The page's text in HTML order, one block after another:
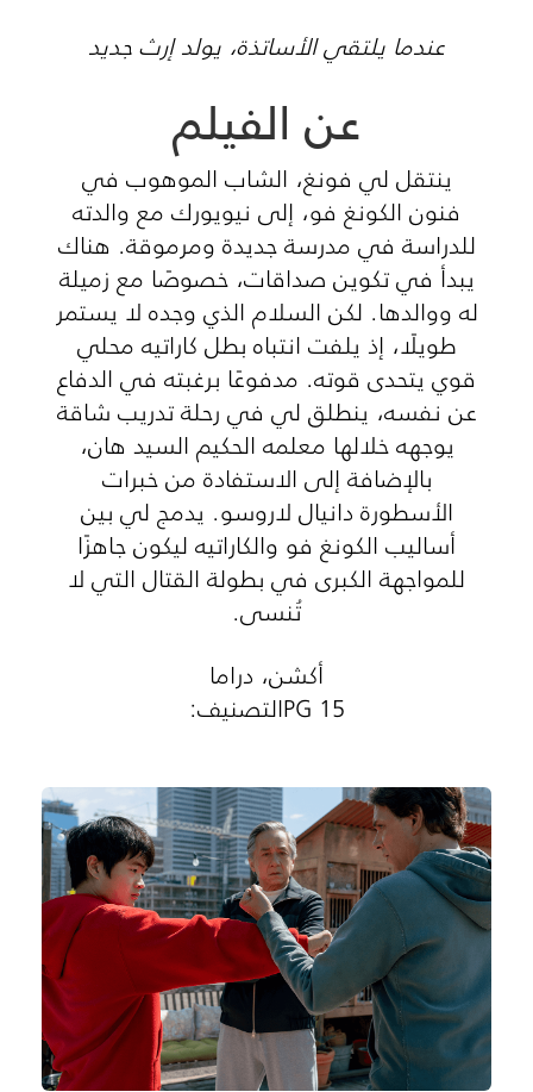
عندما يلتقي الأساتذة، يولد إرث جديد
عن الفيلم
ينتقل لي فونغ، الشاب الموهوب في
فنون الكونغ فو، إلى نيويورك مع والدته
للدراسة في مدرسة جديدة ومرموقة. هناك
يبدأ في تكوين صداقات، خصوصًا مع زميلة
له ووالدها. لكن السلام الذي وجده لا يستمر
طويلًا، إذ يلفت انتباه بطل كاراتيه محلي
قوي يتحدى قوته. مدفوعًا برغبته في الدفاع
عن نفسه، ينطلق لي في رحلة تدريب شاقة
يوجهه خلالها معلمه الحكيم السيد هان،
بالإضافة إلى الاستفادة من خبرات
الأسطورة دانيال لاروسو. يدمج لي بين
أساليب الكونغ فو والكاراتيه ليكون جاهزًا
للمواجهة الكبرى في بطولة القتال التي لا
تُنسى.
أكشن، دراما
PG 15التصنيف: